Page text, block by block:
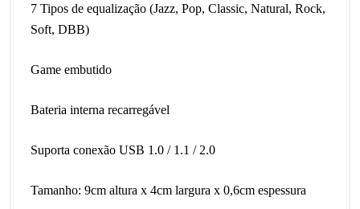
7 Tipos de equalização (Jazz, Pop, Classic, Natural, Rock,
Soft, DBB)
Game embutido
Bateria interna recarregável
Suporta conexão USB 1.0 / 1.1 / 2.0
Tamanho: 9cm altura x 4cm largura x 0,6cm espessura